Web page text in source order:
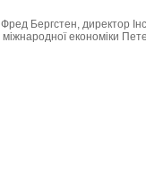
Фред Бергстен, директор
міжнародної економіки